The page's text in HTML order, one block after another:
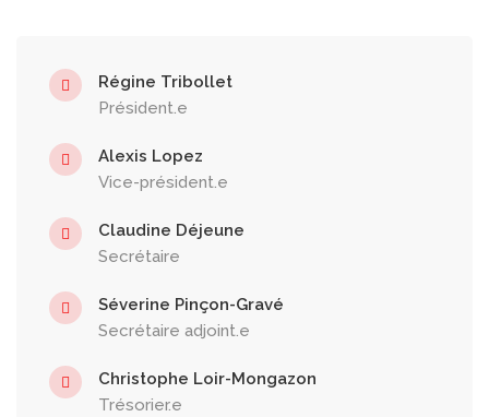
Régine Tribollet
Président.e
Alexis Lopez
Vice-président.e
Claudine Déjeune
Secrétaire
Séverine Pinçon-Gravé
Secrétaire adjoint.e
Christophe Loir-Mongazon
Trésorier.e